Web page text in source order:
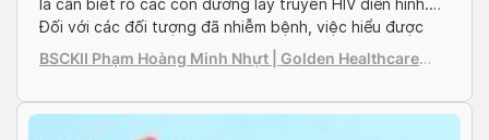
là cần biết rõ các con đường lây truyền HIV điển hình.
Đối với các đối tượng đã nhiễm bệnh, việc hiểu được
con đường lây nhiễm còn giúp hạn chế lây nhiễm cho
người khác. Vậy HIV lây qua đường nào? Cùng […]
BSCKII Phạm Hoàng Minh Nhựt | Golden Healthcare